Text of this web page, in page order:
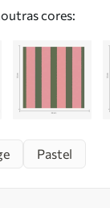
cores:
Pastel